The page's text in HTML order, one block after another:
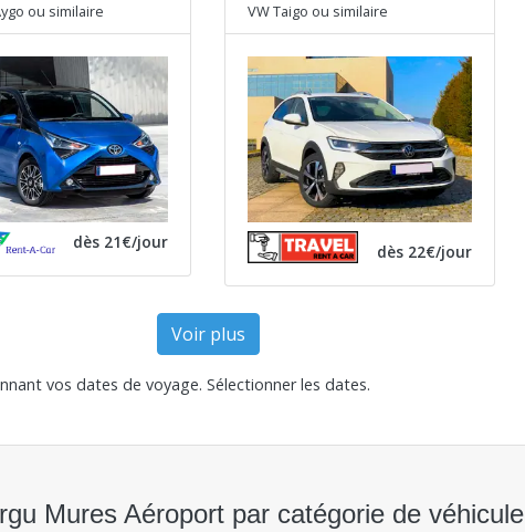
ou similaire
dès 21€/jour
VW Taigo ou similaire
dès 22€/jour
Voir plus
vos dates de voyage. Sélectionner les dates.
Mures Aéroport par catégorie de véhicule